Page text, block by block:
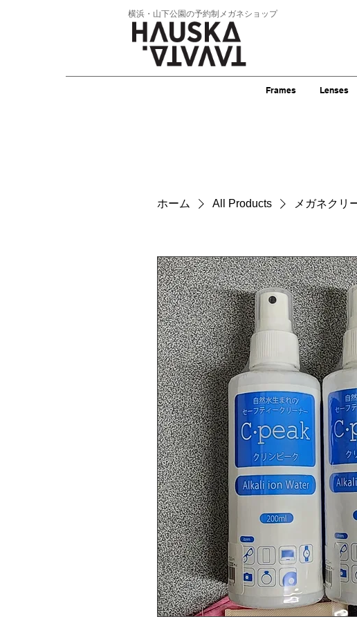
横浜・山下公園の予約制メガネショップ
Frames Lenses
ホーム All Products メガネクリ